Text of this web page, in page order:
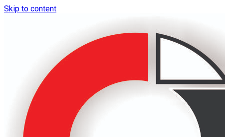
Skip to content